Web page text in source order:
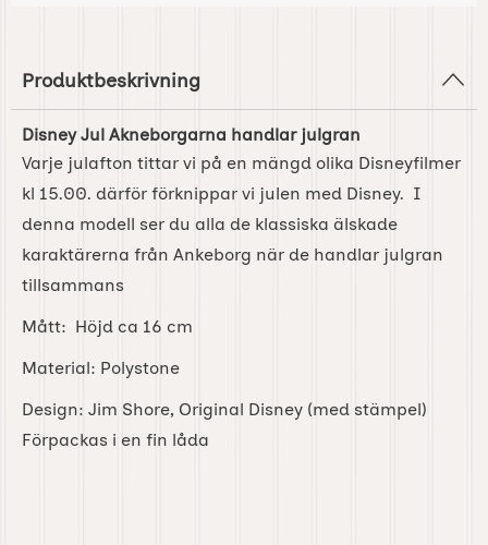
Produktbeskrivning
Disney Jul Akneborgarna handlar julgran
Varje julafton tittar vi på en mängd olika Disneyfilmer
kl 15.00. därför förknippar vi julen med Disney. I
denna modell ser du alla de klassiska älskade
karaktärerna från Ankeborg när de handlar julgran
tillsammans
Mått: Höjd ca 16 cm
Material: Polystone
Design: Jim Shore, Original Disney (med stämpel)
Förpackas i en fin låda